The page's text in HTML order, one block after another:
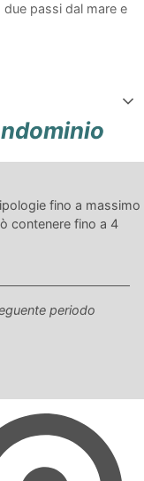
due passi dal mare e
fino a massimo
contenere fino a 4
periodo